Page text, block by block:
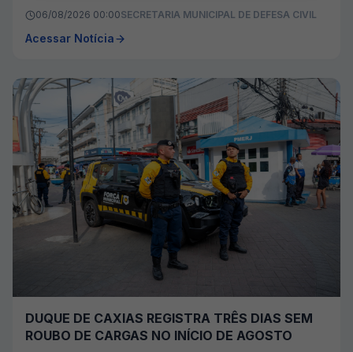
06/08/2026 00:00SECRETARIA MUNICIPAL DE DEFESA CIVIL
Acessar Notícia
DUQUE DE CAXIAS REGISTRA TRÊS DIAS SEM
ROUBO DE CARGAS NO INÍCIO DE AGOSTO